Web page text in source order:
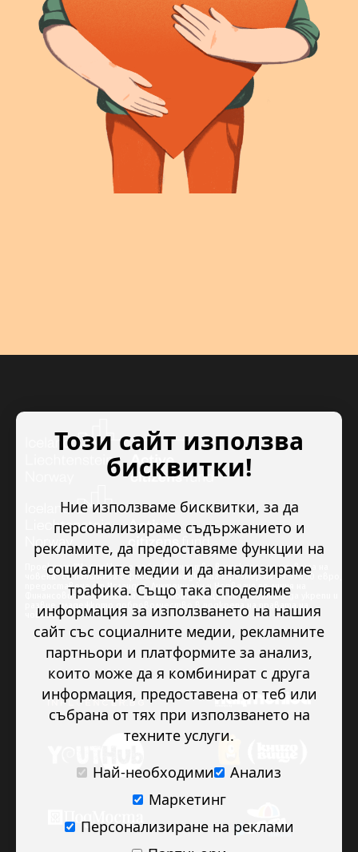
Проектът “Младежкото доброволчество в подкрепа на правата на
човека” се изпълнява с финансова подкрепа в размер на 89 978.50 евро,
предоставена от Исландия, Лихтенщайн и Норвегия по линия на
Финансовия механизъм на ЕИП. Основната цел на проекта е да укрепи и
развие младежкото доброволчество в подкрепа на правата на
човека.
Този сайт използва
бисквитки!
Ние използваме бисквитки, за да
персонализираме съдържанието и
рекламите, да предоставяме функции на
социалните медии и да анализираме
трафика. Също така споделяме
информация за използването на нашия
сайт със социалните медии, рекламните
партньори и платформите за анализ,
които може да я комбинират с друга
информация, предоставена от теб или
събрана от тях при използването на
техните услуги.
Най-необходими
Анализ
Маркетинг
Персонализиране на реклами